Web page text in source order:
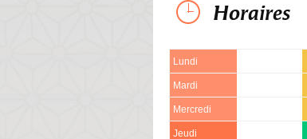
Horaires
Lundi
Mardi
Mercredi
Jeudi